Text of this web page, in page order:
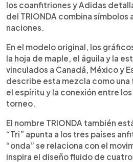
los coanfitriones y Adidas
del TRIONDA combina símbolos
naciones.
En el modelo original, los
la hoja de maple, el águila y la
vinculados a Canadá, México y
describe esta mezcla como
el espíritu y la conexión entre
torneo.
El nombre TRIONDA también
“Tri” apunta a los tres países
“onda” se relaciona con el
inspira el diseño fluido de